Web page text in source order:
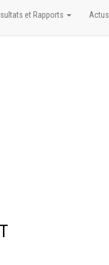
et Rapports Actus